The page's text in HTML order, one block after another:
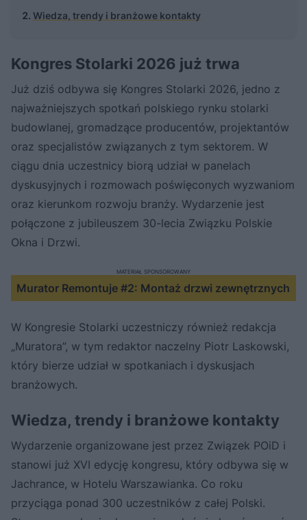
Wiedza, trendy i branżowe kontakty
Kongres Stolarki 2026 już trwa
Już dziś odbywa się Kongres Stolarki 2026, jedno z
najważniejszych spotkań polskiego rynku stolarki
budowlanej, gromadzące producentów, projektantów
oraz specjalistów związanych z tym sektorem. W
ciągu dnia uczestnicy biorą udział w panelach
dyskusyjnych i rozmowach poświęconych wyzwaniom
oraz kierunkom rozwoju branży. Wydarzenie jest
połączone z jubileuszem 30-lecia Związku Polskie
Okna i Drzwi.
Murator Remontuje #2: Montaż drzwi zewnętrznych
MATERIAŁ SPONSOROWANY
W Kongresie Stolarki uczestniczy również redakcja
„Muratora”, w tym redaktor naczelny Piotr Laskowski,
który bierze udział w spotkaniach i dyskusjach
branżowych.
Wiedza, trendy i branżowe kontakty
Wydarzenie organizowane jest przez Związek POiD i
stanowi już XVI edycję kongresu, który odbywa się w
Jachrance, w Hotelu Warszawianka. Co roku
przyciąga ponad 300 uczestników z całej Polski.